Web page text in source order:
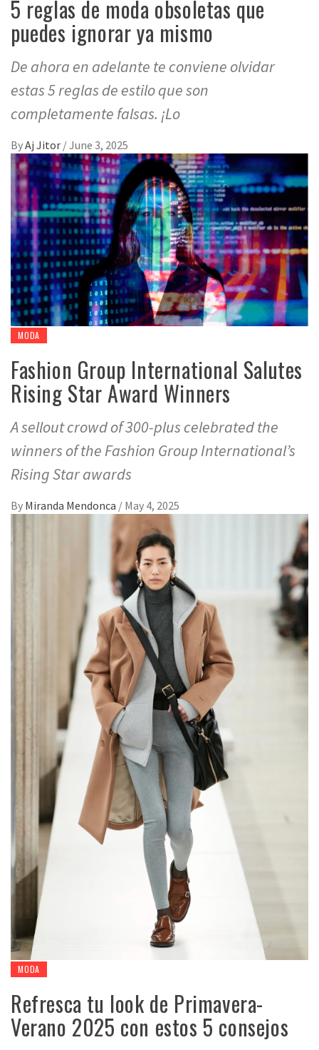
5 reglas de moda obsoletas que
puedes ignorar ya mismo
De ahora en adelante te conviene olvidar
estas 5 reglas de estilo que son
completamente falsas. ¡Lo
ByAj Jitor /June 3, 2025
MODA
Fashion Group International Salutes
Rising Star Award Winners
A sellout crowd of 300-plus celebrated the
winners of the Fashion Group International’s
Rising Star awards
By Miranda Mendonca / May 4, 2025
MODA
Refresca tu look de Primavera-
Verano 2025 con estos 5 consejos